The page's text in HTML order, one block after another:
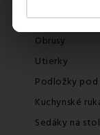
Zástery
Obrusy
Utierky
Podložky
Kuchynské
Sedáky na